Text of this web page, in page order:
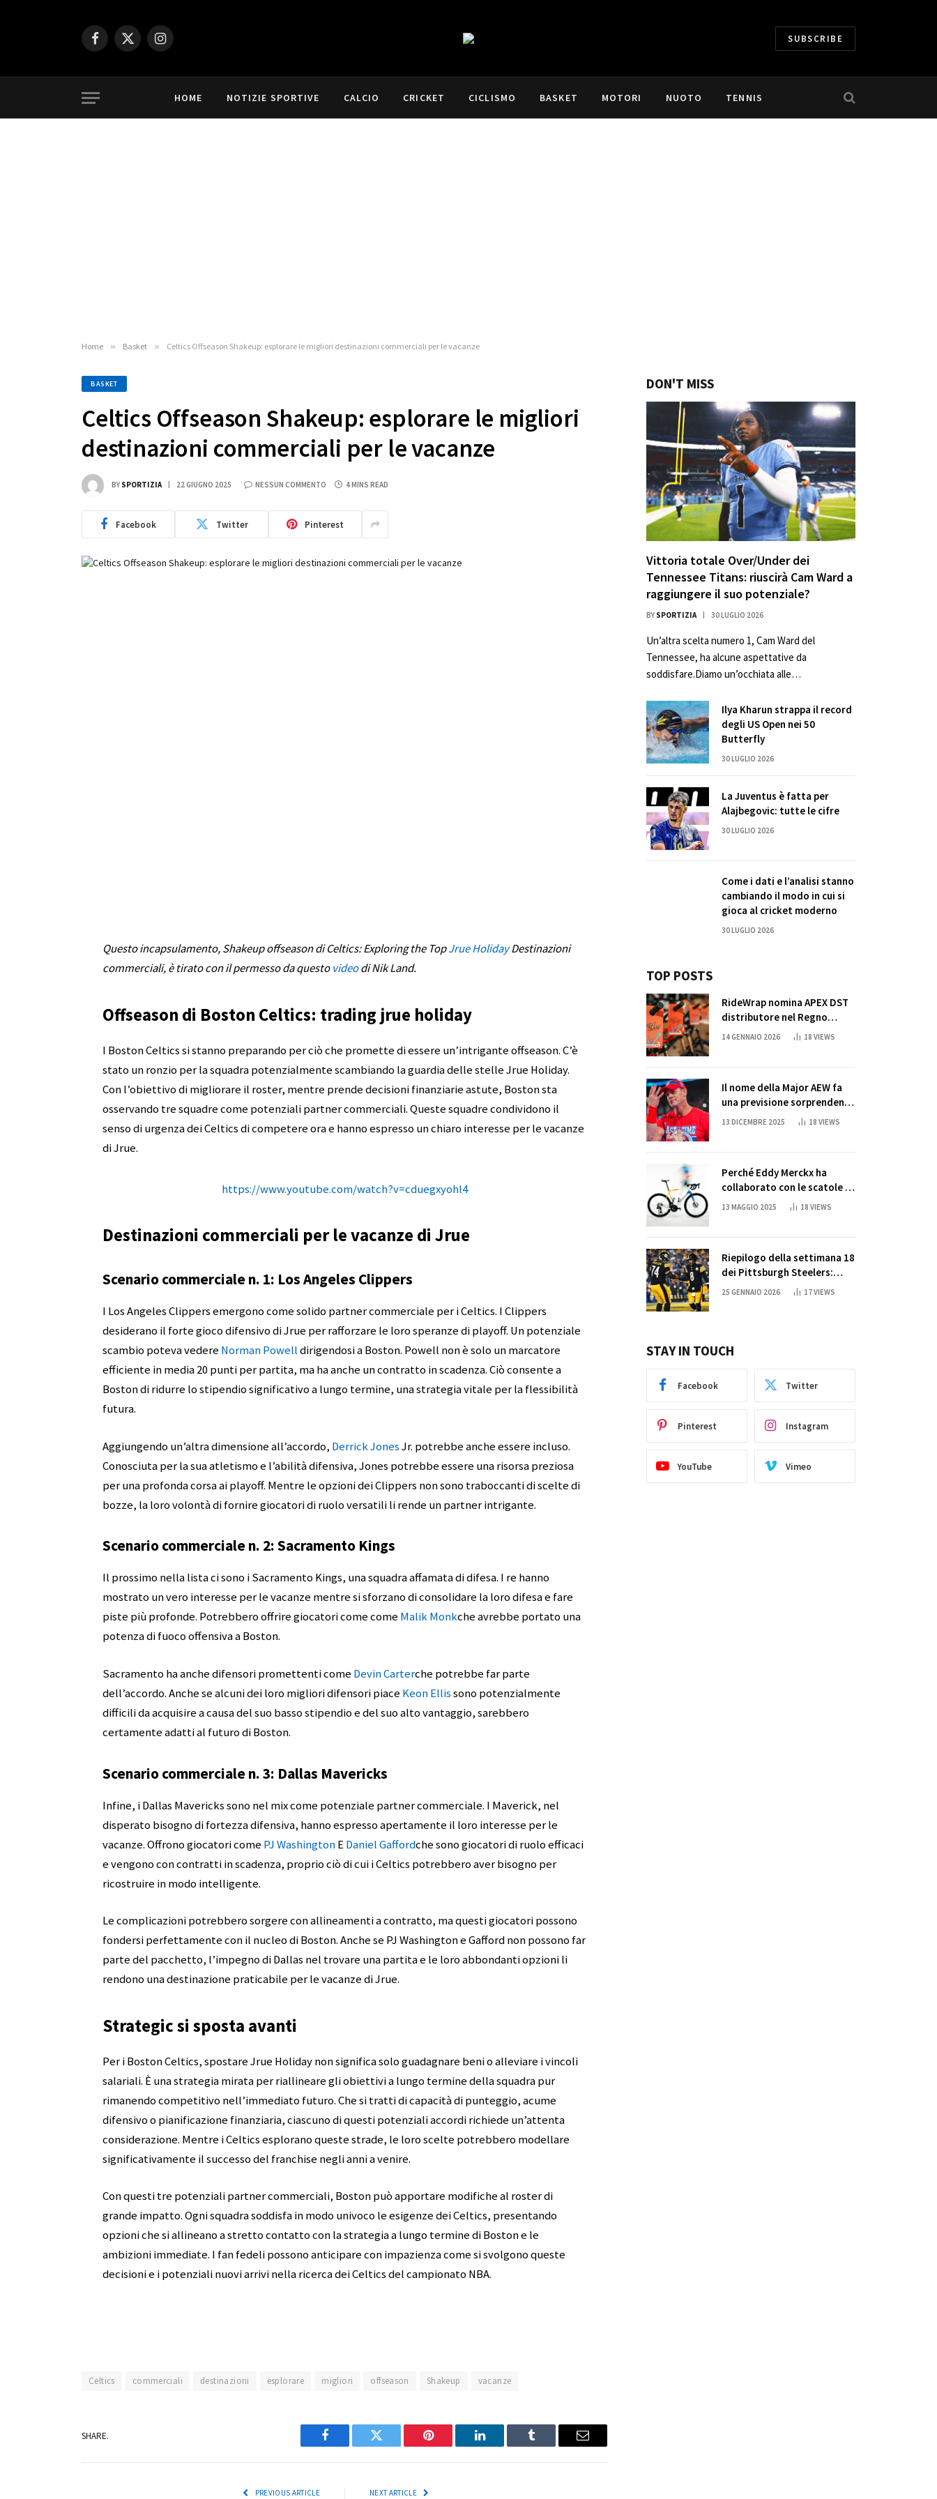
Facebook
X
Instagram SUBSCRIBE
HOME NOTIZIE SPORTIVE CALCIO CRICKET CICLISMO BASKET MOTORI NUOTO TENNIS
Home » Basket » Celtics Offseason Shakeup: esplorare le migliori destinazioni commerciali per le vacanze
BASKET
Celtics Offseason Shakeup: esplorare le migliori
destinazioni commerciali per le vacanze
BY SPORTIZIA 22 GIUGNO 2025 NESSUN COMMENTO 4 MINS READ
Facebook Twitter Pinterest
Questo incapsulamento, Shakeup offseason di Celtics: Exploring the TopJrue HolidayDestinazioni
commerciali, è tirato con il permesso da questovideodi Nik Land.
Offseason di Boston Celtics: trading jrue holiday
I Boston Celtics si stanno preparando per ciò che promette di essere un’intrigante offseason. C’è
stato un ronzio per la squadra potenzialmente scambiando la guardia delle stelle Jrue Holiday.
Con l’obiettivo di migliorare il roster, mentre prende decisioni finanziarie astute, Boston sta
osservando tre squadre come potenziali partner commerciali. Queste squadre condividono il
senso di urgenza dei Celtics di competere ora e hanno espresso un chiaro interesse per le vacanze
di Jrue.
https://www.youtube.com/watch?v=cduegxyohl4
Destinazioni commerciali per le vacanze di Jrue
Scenario commerciale n. 1: Los Angeles Clippers
I Los Angeles Clippers emergono come solido partner commerciale per i Celtics. I Clippers
desiderano il forte gioco difensivo di Jrue per rafforzare le loro speranze di playoff. Un potenziale
scambio poteva vedere Norman Powelldirigendosi a Boston. Powell non è solo un marcatore
efficiente in media 20 punti per partita, ma ha anche un contratto in scadenza. Ciò consente a
Boston di ridurre lo stipendio significativo a lungo termine, una strategia vitale per la flessibilità
futura.
Aggiungendo un’altra dimensione all’accordo, Derrick JonesJr. potrebbe anche essere incluso.
Conosciuta per la sua atletismo e l’abilità difensiva, Jones potrebbe essere una risorsa preziosa
per una profonda corsa ai playoff. Mentre le opzioni dei Clippers non sono traboccanti di scelte di
bozze, la loro volontà di fornire giocatori di ruolo versatili li rende un partner intrigante.
Scenario commerciale n. 2: Sacramento Kings
Il prossimo nella lista ci sono i Sacramento Kings, una squadra affamata di difesa. I re hanno
mostrato un vero interesse per le vacanze mentre si sforzano di consolidare la loro difesa e fare
piste più profonde. Potrebbero offrire giocatori come come Malik Monkche avrebbe portato una
potenza di fuoco offensiva a Boston.
Sacramento ha anche difensori promettenti come Devin Carterche potrebbe far parte
dell’accordo. Anche se alcuni dei loro migliori difensori piace Keon Ellissono potenzialmente
difficili da acquisire a causa del suo basso stipendio e del suo alto vantaggio, sarebbero
certamente adatti al futuro di Boston.
Scenario commerciale n. 3: Dallas Mavericks
Infine, i Dallas Mavericks sono nel mix come potenziale partner commerciale. I Maverick, nel
disperato bisogno di fortezza difensiva, hanno espresso apertamente il loro interesse per le
vacanze. Offrono giocatori come PJ WashingtonEDaniel Gaffordche sono giocatori di ruolo efficaci
e vengono con contratti in scadenza, proprio ciò di cui i Celtics potrebbero aver bisogno per
ricostruire in modo intelligente.
Le complicazioni potrebbero sorgere con allineamenti a contratto, ma questi giocatori possono
fondersi perfettamente con il nucleo di Boston. Anche se PJ Washington e Gafford non possono far
parte del pacchetto, l’impegno di Dallas nel trovare una partita e le loro abbondanti opzioni li
rendono una destinazione praticabile per le vacanze di Jrue.
Strategic si sposta avanti
Per i Boston Celtics, spostare Jrue Holiday non significa solo guadagnare beni o alleviare i vincoli
salariali. È una strategia mirata per riallineare gli obiettivi a lungo termine della squadra pur
rimanendo competitivo nell’immediato futuro. Che si tratti di capacità di punteggio, acume
difensivo o pianificazione finanziaria, ciascuno di questi potenziali accordi richiede un’attenta
considerazione. Mentre i Celtics esplorano queste strade, le loro scelte potrebbero modellare
significativamente il successo del franchise negli anni a venire.
Con questi tre potenziali partner commerciali, Boston può apportare modifiche al roster di
grande impatto. Ogni squadra soddisfa in modo univoco le esigenze dei Celtics, presentando
opzioni che si allineano a stretto contatto con la strategia a lungo termine di Boston e le
ambizioni immediate. I fan fedeli possono anticipare con impazienza come si svolgono queste
decisioni e i potenziali nuovi arrivi nella ricerca dei Celtics del campionato NBA.
Celtics commerciali destinazioni esplorare migliori offseason Shakeup vacanze
SHARE.
Facebook Twitter Pinterest LinkedIn Tumblr Email
PREVIOUS ARTICLE NEXT ARTICLE
DON'T MISS
Vittoria totale Over/Under dei
Tennessee Titans: riuscirà Cam Ward a
raggiungere il suo potenziale?
BY SPORTIZIA 30 LUGLIO 2026
Un’altra scelta numero 1, Cam Ward del
Tennessee, ha alcune aspettative da
soddisfare.Diamo un’occhiata alle…
Ilya Kharun strappa il record
degli US Open nei 50
Butterfly
30 LUGLIO 2026
La Juventus è fatta per
Alajbegovic: tutte le cifre
30 LUGLIO 2026
Come i dati e l’analisi stanno
cambiando il modo in cui si
gioca al cricket moderno
30 LUGLIO 2026
TOP POSTS
RideWrap nomina APEX DST
distributore nel Regno
Unito
14 GENNAIO 2026 18 VIEWS
Il nome della Major AEW fa
una previsione sorprendente
per la partita di ritiro di
13 DICEMBRE 2025 18 VIEWS
Perché Eddy Merckx ha
collaborato con le scatole di
succo di Sun Capri
13 MAGGIO 2025 18 VIEWS
Riepilogo della settimana 18
dei Pittsburgh Steelers:
credi nei miracoli?
25 GENNAIO 2026 17VIEWS
STAY IN TOUCH
Facebook Twitter
Pinterest Instagram
YouTube Vimeo